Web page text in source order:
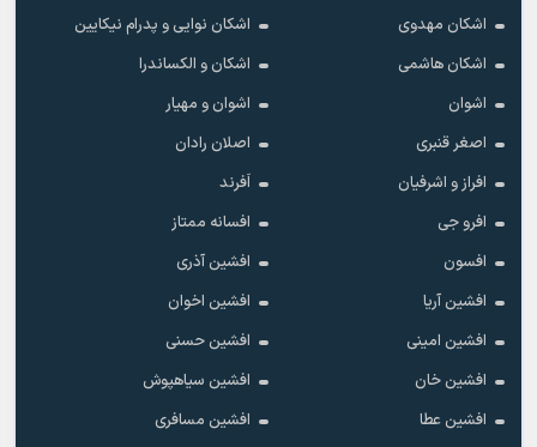
اشکان مهدوی
اشکان نوایی و پدرام نیکایین
اشکان هاشمی
اشکان و الکساندرا
اشوان
اشوان و مهیار
اصغر قنبری
اصلان رادان
افراز و اشرفیان
اَفرند
افرو جی
افسانه ممتاز
افسون
افشین آذری
افشین آریا
افشین اخوان
افشین امینی
افشین حسنی
افشین خان
افشین سیاهپوش
افشین عطا
افشین مسافری